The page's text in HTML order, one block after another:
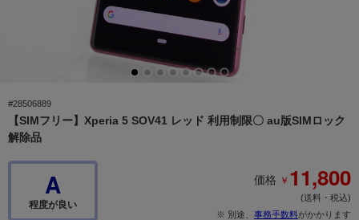
#28506889
【SIMフリー】Xperia 5 SOV41 レッド 利用制限〇 au版SIMロック
解除品
A
程度が良い
価格 ￥ 11,800
(送料・税込)
※ 別途、 事務手数料がかかります